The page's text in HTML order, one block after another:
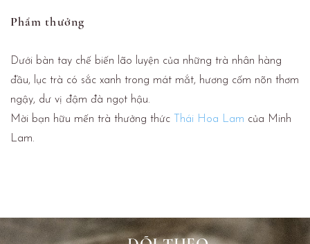
Phẩm thưởng
Dưới bàn tay chế biến lão luyện của những trà nhân hàng
đầu, lục trà có sắc xanh trong mát mắt, hương cốm nõn thơm
ngậy, dư vị đậm đà ngọt hậu.
Mời bạn hữu mến trà thưởng thức
Thái Hoa Lam của Minh
Lam.